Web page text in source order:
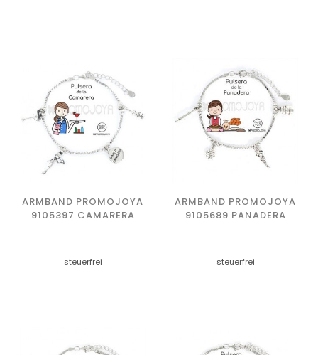
ARMBAND PROMOJOYA
9105397 CAMARERA
steuerfrei
ARMBAND PROMOJOYA
9105689 PANADERA
steuerfrei